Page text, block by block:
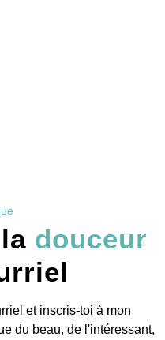
douceur
et inscris-toi à mon
du beau, de l'intéressant,